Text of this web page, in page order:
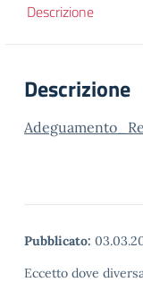
Descrizione
Descrizione
Pubblicato:
Eccetto dove